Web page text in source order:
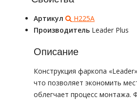
Артикул
H225A
Производитель Leader Plus
Описание
Конструкция фаркопа
что позволяет экономить
облегчает процесс монтажа.